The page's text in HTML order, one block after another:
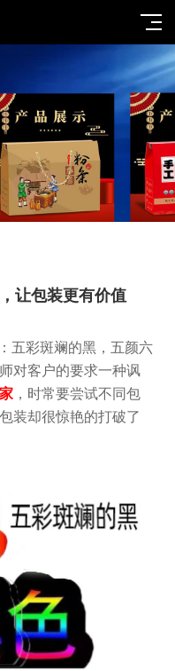
让包装更有价值
五彩斑斓的黑，五颜六
对客户的要求一种讽
，时常要尝试不同包
装却很惊艳的打破了